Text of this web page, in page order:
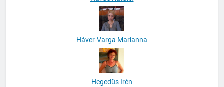
Háver-Varga Marianna
Hegedüs Irén